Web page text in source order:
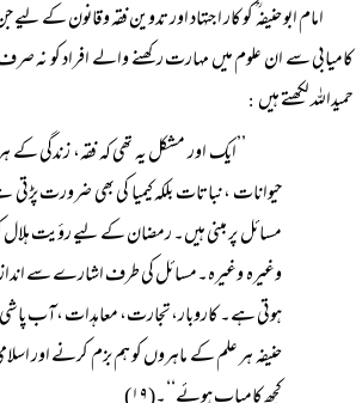
امام ابو حنیفہ ؒ کو کار اجتہاد اور تدوین فقہ
کامیابی سے ان علوم میں مہارت رکھنے والے افراد کو نہ صرف
حمیداللہ لکھتے ہیں :
’’ایک اور مشکل یہ تھی کہ فقہ،
حیوانات ،نباتات بلکہ کیمیا کی بھی ضرورت
مسائل پر مبنی ہیں۔ رمضان کے لیے رؤیت ہلال
وغیرہ وغیرہ۔مسائل کی طرف اشارے سے اندازہ
ہوتی ہے۔ کاروبار،تجارت، معاہدات ،آب
حنیفہ ہر علم کے ماہروں کو ہم بزم کرنے